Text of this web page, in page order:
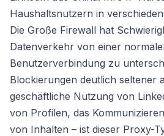
Haushaltsnutzern in
Die Große Firewall hat
Datenverkehr von einer
Benutzerverbindung zu
Blockierungen deutlich seltener
geschäftliche Nutzung von
von Profilen, das
von Inhalten – ist dieser Proxy-